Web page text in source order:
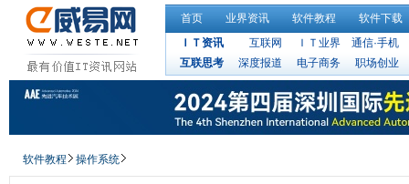
首页 业界资讯 软件教程
软件下载
ＩＴ资讯
互联网 ＩＴ业界
通信·手机
互联思考
深度报道 电子商务 职场创业
软件教程 操作系统